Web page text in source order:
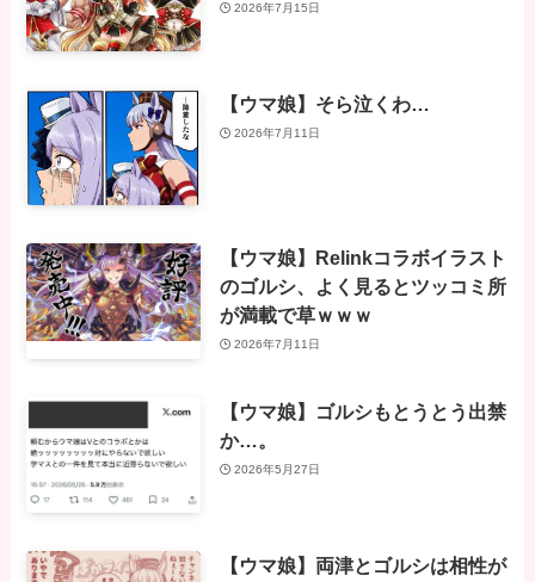
2026年7月15日
【ウマ娘】そら泣くわ…
2026年7月11日
【ウマ娘】Relinkコラボイラスト
のゴルシ、よく見るとツッコミ所
が満載で草ｗｗｗ
2026年7月11日
【ウマ娘】ゴルシもとうとう出禁
か…。
2026年5月27日
【ウマ娘】両津とゴルシは相性が